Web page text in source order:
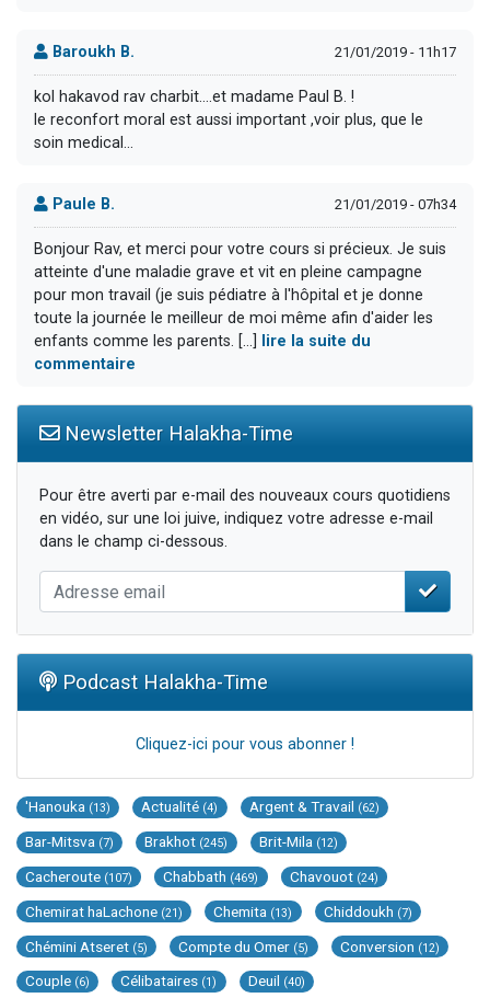
Baroukh B. 21/01/2019 - 11h17
kol hakavod rav charbit....et madame Paul B. !
le reconfort moral est aussi important ,voir plus, que le
soin medical...
Paule B. 21/01/2019 - 07h34
Bonjour Rav, et merci pour votre cours si précieux. Je suis
atteinte d'une maladie grave et vit en pleine campagne
pour mon travail (je suis pédiatre à l'hôpital et je donne
toute la journée le meilleur de moi même afin d'aider les
enfants comme les parents. [...] lire la suite du
commentaire
Newsletter Halakha-Time
Pour être averti par e-mail des nouveaux cours quotidiens
en vidéo, sur une loi juive, indiquez votre adresse e-mail
dans le champ ci-dessous.
Podcast Halakha-Time
Cliquez-ici pour vous abonner !
'Hanouka (13) Actualité (4) Argent & Travail (62)
Bar-Mitsva (7) Brakhot (245) Brit-Mila (12)
Cacheroute (107) Chabbath (469) Chavouot (24)
Chemirat haLachone (21) Chemita (13) Chiddoukh (7)
Chémini Atseret (5) Compte du Omer (5) Conversion (12)
Couple (6) Célibataires (1) Deuil (40)